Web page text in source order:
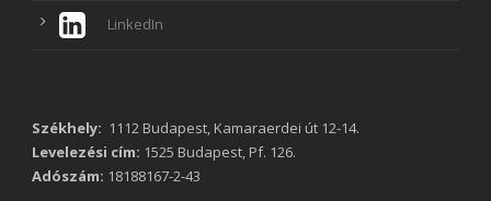
LinkedIn
Székhely: 1112 Budapest, Kamaraerdei út 12-14.
Levelezési cím: 1525 Budapest, Pf. 126.
Adószám: 18188167-2-43